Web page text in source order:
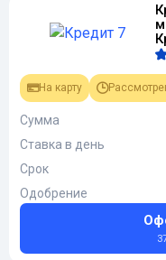
На карту
Сумма
Ставка в день
Срок
Одобрение